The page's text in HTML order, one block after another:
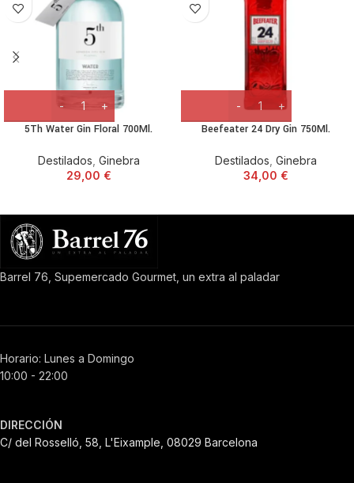
5Th Water Gin Floral 700Ml.
Destilados Ginebra
29,00 €
Beefeater 24 Dry Gin 750Ml.
Destilados Ginebra
34,00 €
Barrel 76, Supemercado Gourmet, un extra al paladar
Horario: Lunes a Domingo
10:00 - 22:00
DIRECCIÓN
C/ del Rosselló, 58, L'Eixample, 08029 Barcelona